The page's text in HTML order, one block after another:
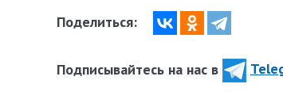
Поделиться:
Подписывайтесь на нас в